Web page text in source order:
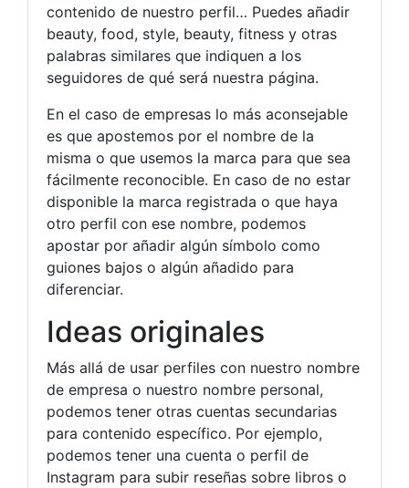
contenido de nuestro perfil… Puedes añadir
beauty, food, style, beauty, fitness y otras
palabras similares que indiquen a los
seguidores de qué será nuestra página.
En el caso de empresas lo más aconsejable
es que apostemos por el nombre de la
misma o que usemos la marca para que sea
fácilmente reconocible. En caso de no estar
disponible la marca registrada o que haya
otro perfil con ese nombre, podemos
apostar por añadir algún símbolo como
guiones bajos o algún añadido para
diferenciar.
Ideas originales
Más allá de usar perfiles con nuestro nombre
de empresa o nuestro nombre personal,
podemos tener otras cuentas secundarias
para contenido específico. Por ejemplo,
podemos tener una cuenta o perfil de
Instagram para subir reseñas sobre libros o